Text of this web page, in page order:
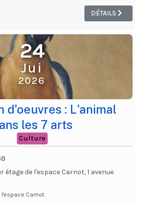
DÉTAILS
24
Jui
2026
d'oeuvres : L'animal
les 7 arts
Culture
étage de l'espace Carnot, 1 avenue
Carnot